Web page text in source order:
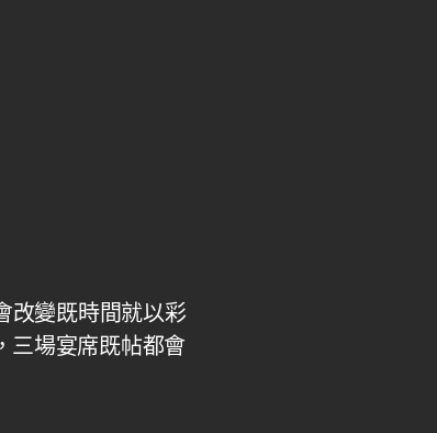
改變既時間就以彩
三場宴席既帖都會